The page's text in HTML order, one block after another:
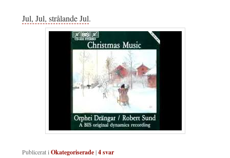
Jul, Jul, strålande Jul.
Publicerat i Okategoriserade|4svar